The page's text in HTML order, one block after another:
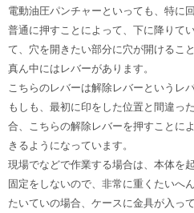
電動油圧パンチャーといっても、特に
普通に押すことによって、下に降りて
て、穴を開きたい部分に穴が開けること
真ん中にはレバーがあります。
こちらのレバーは解除レバーというレ
もしも、最初に印をした位置と間違っ
合、こちらの解除レバーを押すことに
きるようになっています。
現場でなどで作業する場合は、本体を
固定をしないので、非常に重くたいへん
たいていの場合、ケースに金具が入っ